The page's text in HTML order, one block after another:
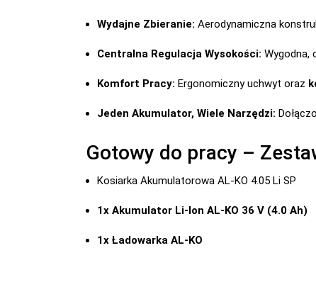
Wydajne Zbieranie: Aerodynamiczna
Centralna Regulacja Wysokości: Wygodna,
Komfort Pracy: Ergonomiczny uchwyt oraz
Jeden Akumulator, Wiele Narzędzi:
Gotowy do pracy –
Kosiarka Akumulatorowa AL-KO 4.05 Li SP
1x Akumulator Li-Ion AL-KO 36 V (4.0 Ah)
1x Ładowarka AL-KO